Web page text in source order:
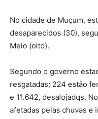
No cidade de Muçum,
desaparecidos (30),
Meio (oito).
Segundo o governo
resgatadas; 224 estão
e 11.642, desalojadqs.
afetadas pelas chuvas e